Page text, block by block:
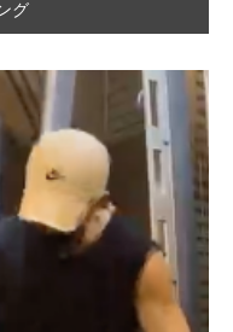
グ